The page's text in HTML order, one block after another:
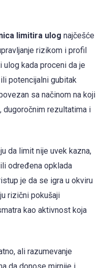
limitira ulog najčešće
rizikom i profil
ulog kada proceni da je
potencijalni gubitak
sa načinom na koji
dugoročnim rezultatima i
da limit nije uvek kazna,
određena opklada
je da se igra u okviru
rizični pokušaji
kao aktivnost koja
ali razumevanje